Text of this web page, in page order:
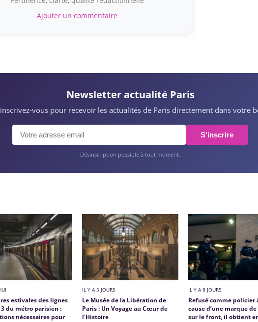
Ajouter un commentaire
Newsletter actualité Paris
vous pour recevoir les actualités de Paris directement dans votre
S'inscrire
Désinscription possible à tout moment.
estivales des lignes
du métro parisien :
nécessaires pour
IL Y A 5 JOURS
Le Musée de la Libération de
Paris : Un Voyage au Cœur de
l'Histoire
IL Y A 8 JOURS
Refusé comme policier
cause d’une marque
sur le front, il obtient